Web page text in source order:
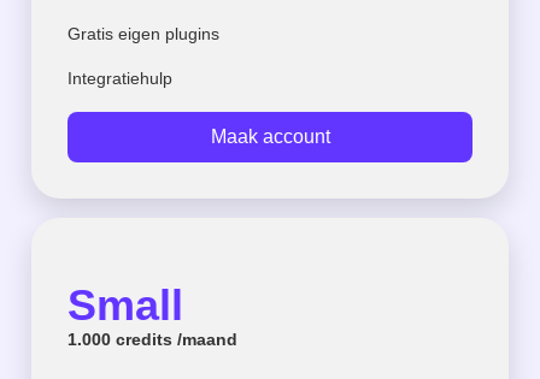
Gratis eigen plugins
Integratiehulp
Maak account
Small
1.000 credits /maand